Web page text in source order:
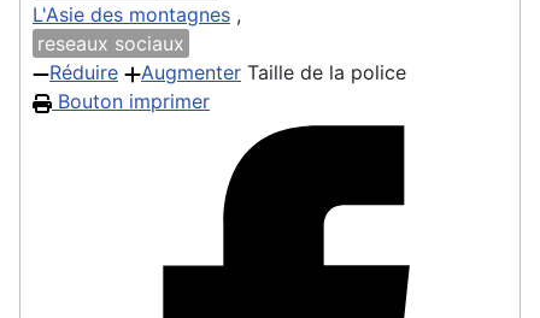
L'Asie des montagnes ,
reseaux sociaux
Réduire
Augmenter Taille de la police
Bouton imprimer